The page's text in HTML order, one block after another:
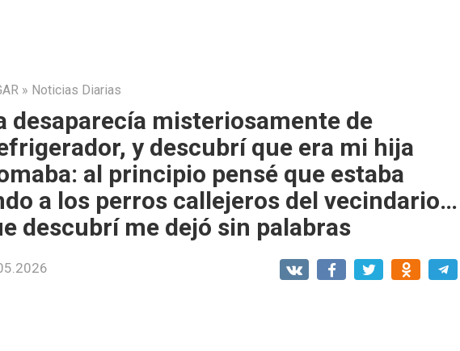
» Noticias Diarias
desaparecía misteriosamente de
y descubrí que era mi hija
al principio pensé que estaba
a los perros callejeros del vecindario…
descubrí me dejó sin palabras